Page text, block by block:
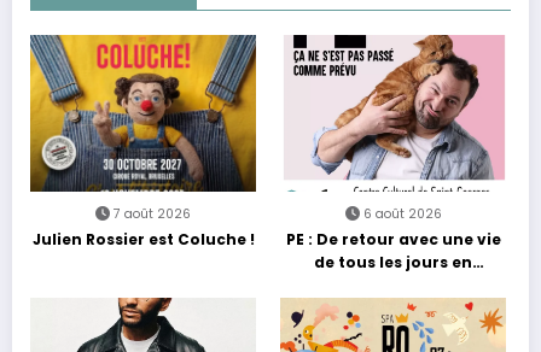
7 août 2026
Julien Rossier est Coluche !
6 août 2026
PE : De retour avec une vie
de tous les jours en